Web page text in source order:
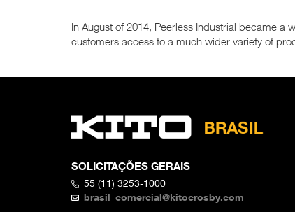
In August of 2014, Peerless Industrial became a
customers access to a much wider variety of
SOLICITAÇÕES GERAIS
55 (11) 3253-1000
brasil_comercial@kitocrosby.com